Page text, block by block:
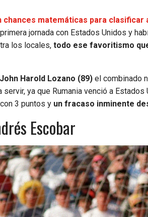
matemáticas para clasificar
jornada con Estados Unidos y
los locales, todo ese favoritismo
Harold Lozano (89) el combinado
ya que Rumania venció a
3 puntos y un fracaso inminente
Escobar